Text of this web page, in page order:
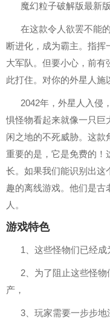
魔幻粒子破解版最新
在这款令人欲罢不能
断进化，成为霸主。指
大军队。但要小心，前
此打住。对你的外星人施
2042年，外星人入侵
惧怪物看起来就像一只巨
闲之地的不死威胁。这款
重要的是，它是免费的！
长。如果我们能识别出这
趣的离线游戏。他们是
人。
游戏特色
1、这些怪物们已经成
2、为了阻止这些怪
产，
3、玩家需要一步步